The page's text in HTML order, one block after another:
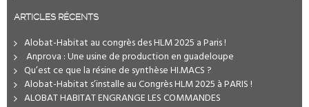
ARTICLES RÉCENTS
Alobat-Habitat au congrès des HLM 2025 a Paris !
️ Anprova : Une usine de production en guadeloupe
Qu’est ce que la résine de synthèse HI.MACS ?
Alobat-Habitat s’installe au Congrès HLM 2025 à PARIS !
ALOBAT HABITAT ENGRANGE LES COMMANDES